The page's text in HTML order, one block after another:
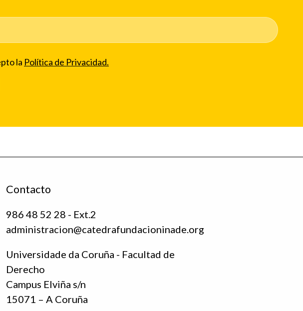
la Política de Privacidad.
Contacto
986 48 52 28 - Ext.2
administracion@catedrafundacioninade.org
Universidade da Coruña - Facultad de
Derecho
Campus Elviña s/n
15071 – A Coruña